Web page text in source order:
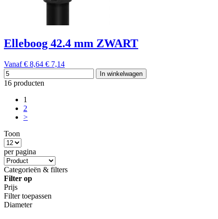
Elleboog 42.4 mm ZWART
Vanaf € 8,64 € 7,14
In winkelwagen
16 producten
1
2
>
Toon
per pagina
Categorieën & filters
Filter op
Prijs
Filter toepassen
Diameter